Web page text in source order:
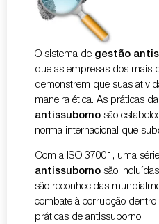
O sistema de gestão
que as empresas dos mais
demonstrem que suas
maneira ética. As práticas da
antissuborno são
norma internacional que
Com a ISO 37001, uma
antissuborno são
são reconhecidas
combate à corrupção
práticas de antissuborno.